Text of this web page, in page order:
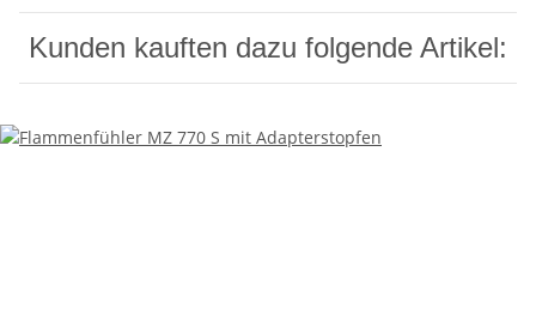
Kunden kauften dazu folgende Artikel: